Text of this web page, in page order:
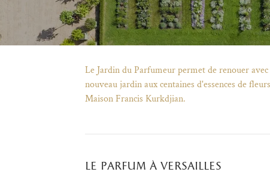
Le Jardin du Parfumeur permet de renouer
nouveau jardin aux centaines d'essences de
Maison Francis Kurkdjian.
le parfum à versailles